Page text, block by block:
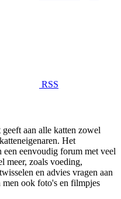
RSS
aan alle katten zowel
Het
eenvoudig forum met veel
meer, zoals voeding,
en advies vragen aan
men ook foto's en filmpjes